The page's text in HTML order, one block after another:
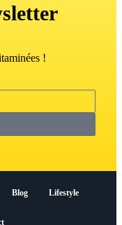
!
Blog Lifestyle